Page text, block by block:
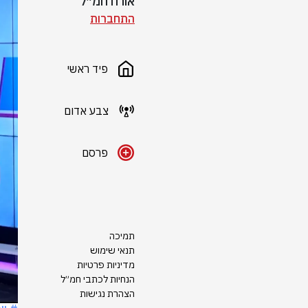
התחברות
פיד ראשי
צבע אדום
פרסם
תמיכה
תנאי שימוש
מדיניות פרטיות
הנחיות לכתבי חמ״ל
הצהרת נגישות